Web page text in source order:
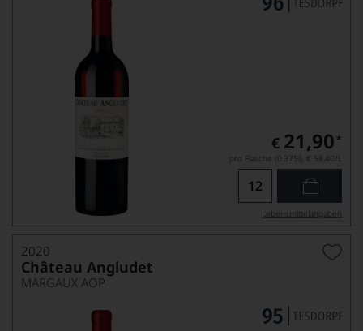
€ 21,90 *
pro Flasche (0.375l), € 58,40/L
Lebensmittel­angaben
2020
Château Angludet
MARGAUX AOP